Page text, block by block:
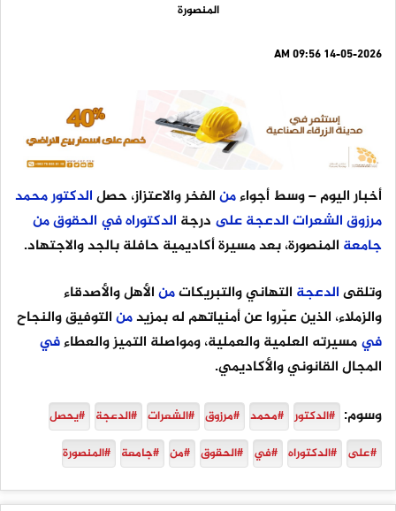
المنصورة
14-05-2026 09:56 AM
أخبار اليوم– وسط أجواءمنالفخر والاعتزاز، حصلالدكتورمحمد
مرزوقالشعراتالدعجةعلى درجة الدكتوراهفي الحقوقمن
جامعة المنصورة، بعد مسيرة أكاديمية حافلة بالجد والاجتهاد.
وتلقىالدعجة التهاني والتبريكاتمنالأهل والأصدقاء
والزملاء، الذين عبّروا عن أمنياتهم له بمزيدمنالتوفيق والنجاح
فيمسيرته العلمية والعملية، ومواصلة التميز والعطاءفي
المجال القانوني والأكاديمي.
وسوم: #الدكتور #محمد #مرزوق #الشعرات #الدعجة #يحصل
#على #الدكتوراه #في #الحقوق #من #جامعة #المنصورة